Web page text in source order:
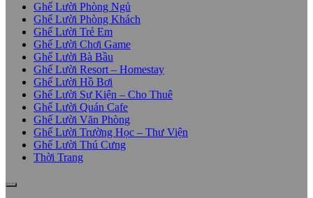
Ghế Lười Phòng Ngủ
Ghế Lười Phòng Khách
Ghế Lười Trẻ Em
Ghế Lười Chơi Game
Ghế Lười Bà Bầu
Ghế Lười Resort – Homestay
Ghế Lười Hồ Bơi
Ghế Lười Sự Kiện – Cho Thuê
Ghế Lười Quán Cafe
Ghế Lười Văn Phòng
Ghế Lười Trường Học – Thư Viện
Ghế Lười Thú Cưng
Thời Trang